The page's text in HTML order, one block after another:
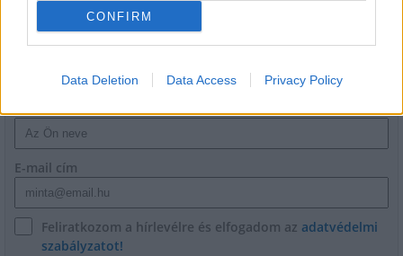
CONFIRM
Data Deletion Data Access Privacy Policy
E-mail cím
Feliratkozom a hírlevélre és elfogadom az adatvédelmi
szabályzatot!